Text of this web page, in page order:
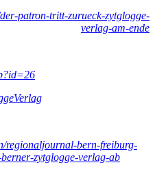
patron-tritt-zurueck-zytglogge-
verlag-am-ende
regionaljournal-bern-freiburg-
zytglogge-verlag-ab